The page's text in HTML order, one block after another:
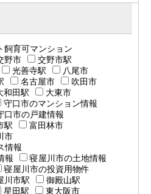
飼育可マンション
野市
交野市駅
光善寺駅
八尾市
名古屋市
吹田市
和田駅
大東市
守口市のマンション情報
口市の戸建情報
駅
富田林市
市
情報
報
寝屋川市の土地情報
寝屋川市の投資用物件
川市駅
御殿山駅
星田駅 東大阪市